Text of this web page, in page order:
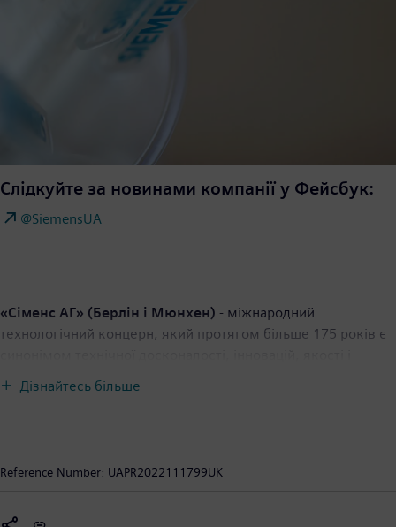
Слідкуйте за новинами компанії у Фейсбук:
@SiemensUA
«Сіменс АГ» (Берлін і Мюнхен) - міжнародний
технологічний концерн, який протягом більше 175 років є
Компанія веде свою діяльність у багатьох країнах світу і
Siemens об'єднує цифровий та фізичний світи заради
Дізнайтесь більше
Reference Number: UAPR2022111799UK